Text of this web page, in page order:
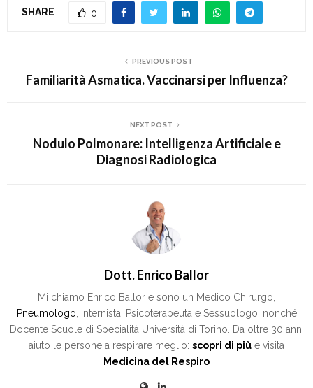
SHARE 0
PREVIOUS POST
Familiarità Asmatica. Vaccinarsi per Influenza?
NEXT POST
Nodulo Polmonare: Intelligenza Artificiale e
Diagnosi Radiologica
Dott. Enrico Ballor
Mi chiamo Enrico Ballor e sono un Medico Chirurgo,
Pneumologo, Internista, Psicoterapeuta e Sessuologo, nonché
Docente Scuole di Specialità Università di Torino. Da oltre 30 anni
aiuto le persone a respirare meglio: scopri di più e visita
Medicina del Respiro